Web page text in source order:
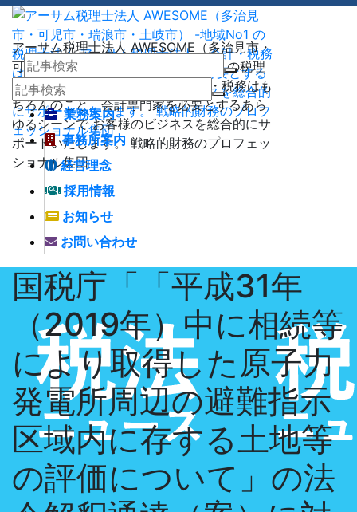
アーサム税理士法人 AWESOME（多治見市・
可児市・瑞浪市・土岐市） -地域No1 の税理
士法人 アーサム税理士法人 – 会計・税務はも
ちろんのこと、会計専門家を必要とするあら
ゆるシーンで お客様のビジネスを総合的にサ
ポートいたします。 戦略的財務のプロフェッ
ショナル集団
業務案内
事務所案内
経営理念
採用情報
お知らせ
お問い合わせ
国税庁「「平成31年
（2019年）中に相続等
により取得した原子力
発電所周辺の避難指示
区域内に存する土地等
の評価について」の法